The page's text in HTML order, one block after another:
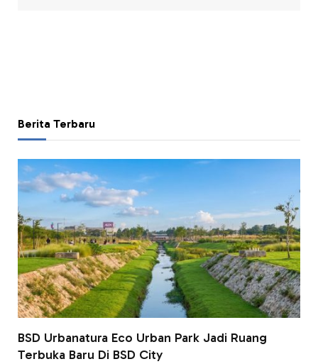
Berita Terbaru
BSD Urbanatura Eco Urban Park Jadi Ruang
Terbuka Baru Di BSD City